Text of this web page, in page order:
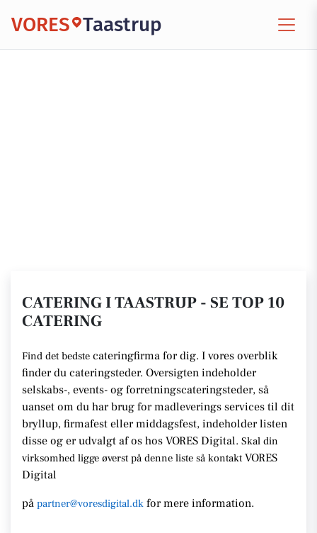
VORES Taastrup
CATERING I TAASTRUP - SE TOP 10
CATERING
Find det bedste cateringfirma for dig. I vores overblik
finder du cateringsteder. Oversigten indeholder
selskabs-, events- og forretningscateringsteder, så
uanset om du har brug for madleverings services til dit
bryllup, firmafest eller middagsfest, indeholder listen
disse og er udvalgt af os hos VORES Digital. Skal din
virksomhed ligge øverst på denne liste så kontakt VORES
Digital
på partner@voresdigital.dk for mere information.